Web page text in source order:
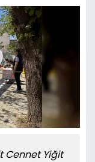
Cennet Yiğit